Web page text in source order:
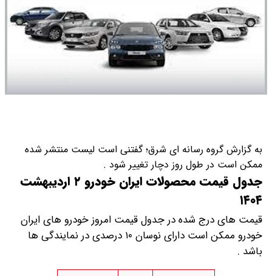
به گزارش گروه رسانه ای شرق؛ گفتنی است لیست منتشر شده
ممکن است در طول روز دچار تغییر شود .
جدول قیمت محصولات ایران خودرو ۲ اردیبهشت
۱۴۰۴
قیمت های درج شده در جدول قیمت امروز خودرو های ایران
خودرو ممکن است دارای نوسان ۱۰ درصدی در نمایندگی ها
باشد .